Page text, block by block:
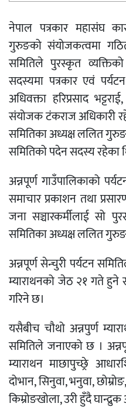
नेपाल पत्रकार महासंघ
गुरुङको संयोजकत्वमा
समितिले पुरस्कृत
सदस्यमा पत्रकार एवं
अधिवक्ता हरिप्रसाद
संयोजक टंकराज अधिकारी
समितिका अध्यक्ष ललित
समितिको पदेन सदस्य रहेका
अन्नपूर्ण गाउँपालिकाको
समाचार प्रकाशन तथा
जना सञ्चारकर्मीलाई सो
समितिका अध्यक्ष ललित
अन्नपूर्ण सेन्चुरी पर्यटन
म्याराथनको जेठ २१ गते हुने
गरिने छ।
यसैबीच चौथो अन्नपुर्ण
समितिले जनाएको छ ।
म्याराथन माछापुच्छ्रे
दोभान, सिनुवा, भनुवा,
किम्रोङखोला, उरी हुँदै